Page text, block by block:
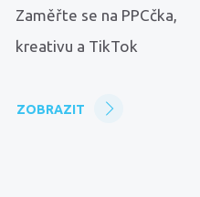
Zaměřte se na PPCčka,
kreativu a TikTok
ZOBRAZIT